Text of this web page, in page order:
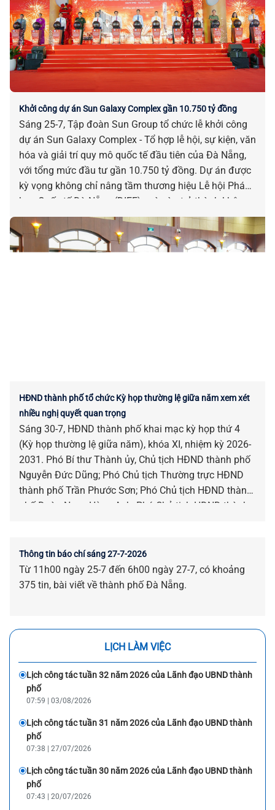
Khởi công dự án Sun Galaxy Complex gần 10.750 tỷ đồng
Sáng 25-7, Tập đoàn Sun Group tổ chức lễ khởi công
dự án Sun Galaxy Complex - Tổ hợp lễ hội, sự kiện, văn
hóa và giải trí quy mô quốc tế đầu tiên của Đà Nẵng,
với tổng mức đầu tư gần 10.750 tỷ đồng. Dự án được
kỳ vọng không chỉ nâng tầm thương hiệu Lễ hội Pháo
hoa Quốc tế Đà Nẵng (DIFF), mà còn trở thành không
gian của các lễ hội, sự kiện và show diễn đẳng cấp
quốc tế của thành phố bên sông Hàn.
HĐND thành phố tổ chức Kỳ họp thường lệ giữa năm xem xét
nhiều nghị quyết quan trọng
Sáng 30-7, HĐND thành phố khai mạc kỳ họp thứ 4
(Kỳ họp thường lệ giữa năm), khóa XI, nhiệm kỳ 2026-
2031. Phó Bí thư Thành ủy, Chủ tịch HĐND thành phố
Nguyễn Đức Dũng; Phó Chủ tịch Thường trực HĐND
thành phố Trần Phước Sơn; Phó Chủ tịch HĐND thành
phố Đoàn Ngọc Hùng Anh; Phó Chủ tịch HĐND thành
Thông tin báo chí sáng 27-7-2026
Từ 11h00 ngày 25-7 đến 6h00 ngày 27-7, có khoảng
375 tin, bài viết về thành phố Đà Nẵng.
LỊCH LÀM VIỆC
Lịch công tác tuần 32 năm 2026 của Lãnh đạo UBND thành
phố
07:59 | 03/08/2026
Lịch công tác tuần 31 năm 2026 của Lãnh đạo UBND thành
phố
07:38 | 27/07/2026
Lịch công tác tuần 30 năm 2026 của Lãnh đạo UBND thành
phố
07:43 | 20/07/2026